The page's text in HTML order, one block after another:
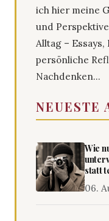
ich hier meine
und
Alltag –
persönliche
Nachdenken...
NEUESTE
Wie
statt
06.